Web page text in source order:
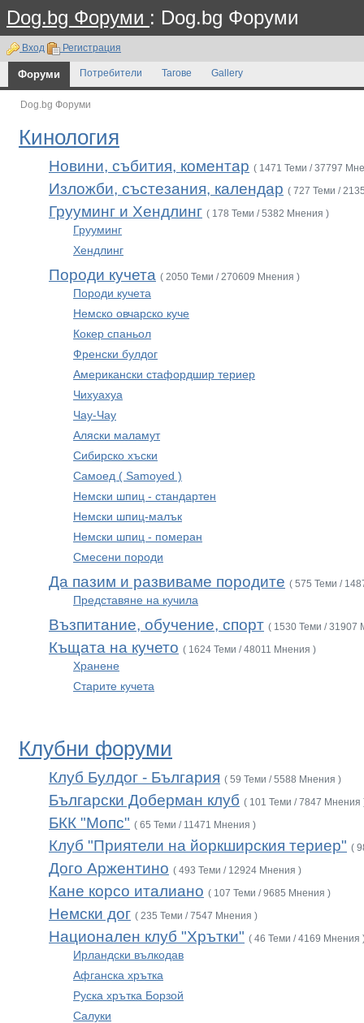
Dog.bg Форуми : Dog.bg Форуми
Вход Регистрация
Форуми Потребители Тагове Gallery
Dog.bg Форуми
Кинология
Новини, събития, коментар ( 1471 Теми / 37797
Изложби, състезания, календар ( 727 Теми /
Грууминг и Хендлинг ( 178 Теми / 5382 Мнения )
Грууминг
Хендлинг
Породи кучета ( 2050 Теми / 270609 Мнения )
Породи кучета
Немско овчарско куче
Кокер спаньол
Френски булдог
Американски стафордшир териер
Чихуахуа
Чау-Чау
Аляски маламут
Сибирско хъски
Самоед ( Samoyed )
Немски шпиц - стандартен
Немски шпиц-малък
Немски шпиц - померан
Смесени породи
Да пазим и развиваме породите ( 575 Теми /
Представяне на кучила
Възпитание, обучение, спорт ( 1530 Теми / 31907
Къщата на кучето ( 1624 Теми / 48011 Мнения )
Хранене
Старите кучета
Клубни форуми
Клуб Булдог - България ( 59 Теми / 5588 Мнения )
Български Доберман клуб ( 101 Теми / 7847 Мнения
БКК "Мопс" ( 65 Теми / 11471 Мнения )
Клуб "Приятели на йоркширския териер" (
Дого Аржентино ( 493 Теми / 12924 Мнения )
Кане корсо италиано ( 107 Теми / 9685 Мнения )
Немски дог ( 235 Теми / 7547 Мнения )
Национален клуб "Хрътки" ( 46 Теми / 4169 Мнения
Ирландски вълкодав
Афганска хрътка
Руска хрътка Борзой
Салуки